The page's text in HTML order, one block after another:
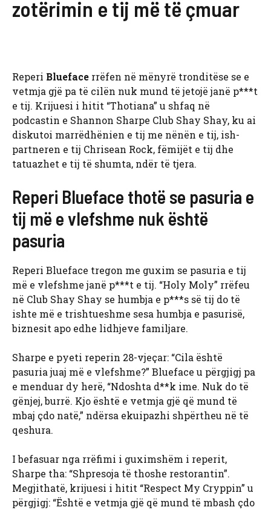
zotërimin e tij më të çmuar
Reperi Blueface rrëfen në mënyrë tronditëse se e
vetmja gjë pa të cilën nuk mund të jetojë janë p***t
e tij. Krijuesi i hitit “Thotiana” u shfaq në
podcastin e Shannon Sharpe Club Shay Shay, ku ai
diskutoi marrëdhënien e tij me nënën e tij, ish-
partneren e tij Chrisean Rock, fëmijët e tij dhe
tatuazhet e tij të shumta, ndër të tjera.
Reperi Blueface thotë se pasuria e
tij më e vlefshme nuk është
pasuria
Reperi Blueface tregon me guxim se pasuria e tij
më e vlefshme janë p***t e tij. “Holy Moly” rrëfeu
në Club Shay Shay se humbja e p***s së tij do të
ishte më e trishtueshme sesa humbja e pasurisë,
biznesit apo edhe lidhjeve familjare.
Sharpe e pyeti reperin 28-vjeçar: “Cila është
pasuria juaj më e vlefshme?” Blueface u përgjigj pa
e menduar dy herë, “Ndoshta d**k ime. Nuk do të
gënjej, burrë. Kjo është e vetmja gjë që mund të
mbaj çdo natë,” ndërsa ekuipazhi shpërtheu në të
qeshura.
I befasuar nga rrëfimi i guximshëm i reperit,
Sharpe tha: “Shpresoja të thoshe restorantin”.
Megjithatë, krijuesi i hitit “Respect My Cryppin” u
përgjigj: “Është e vetmja gjë që mund të mbash çdo